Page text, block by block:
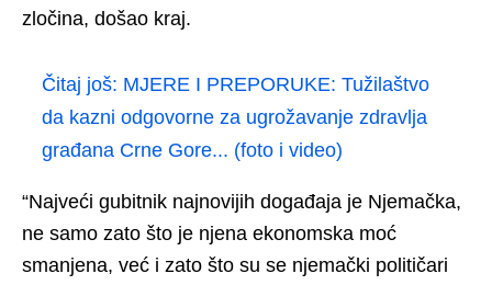
zločina, došao kraj.
Čitaj još: MJERE I PREPORUKE: Tužilaštvo
da kazni odgovorne za ugrožavanje zdravlja
građana Crne Gore... (foto i video)
“Najveći gubitnik najnovijih događaja je Njemačka,
ne samo zato što je njena ekonomska moć
smanjena, već i zato što su se njemački političari